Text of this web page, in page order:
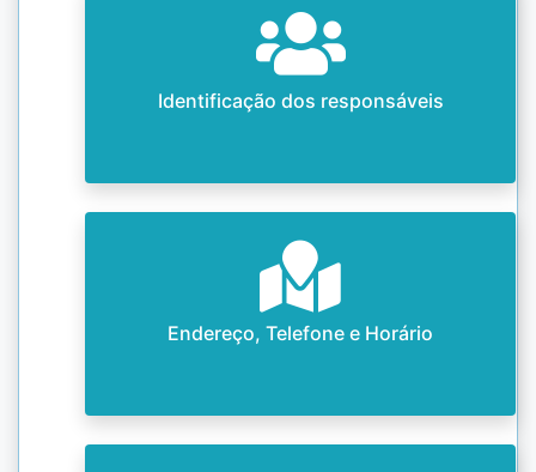
Identificação dos responsáveis
Endereço, Telefone e Horário